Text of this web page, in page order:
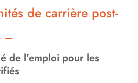
de carrière post-
de l’emploi pour les